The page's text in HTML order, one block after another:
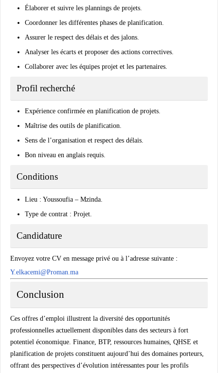
Élaborer et suivre les plannings de projets.
Coordonner les différentes phases de planification.
Assurer le respect des délais et des jalons.
Analyser les écarts et proposer des actions correctives.
Collaborer avec les équipes projet et les partenaires.
Profil recherché
Expérience confirmée en planification de projets.
Maîtrise des outils de planification.
Sens de l’organisation et respect des délais.
Bon niveau en anglais requis.
Conditions
Lieu : Youssoufia – Mzinda.
Type de contrat : Projet.
Candidature
Envoyez votre CV en message privé ou à l’adresse suivante :
Y.elkacemi@Proman.ma
Conclusion
Ces offres d’emploi illustrent la diversité des opportunités
professionnelles actuellement disponibles dans des secteurs à fort
potentiel économique. Finance, BTP, ressources humaines, QHSE et
planification de projets constituent aujourd’hui des domaines porteurs,
offrant des perspectives d’évolution intéressantes pour les profils